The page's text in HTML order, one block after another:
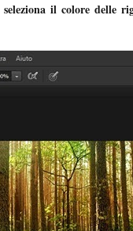
seleziona il colore delle